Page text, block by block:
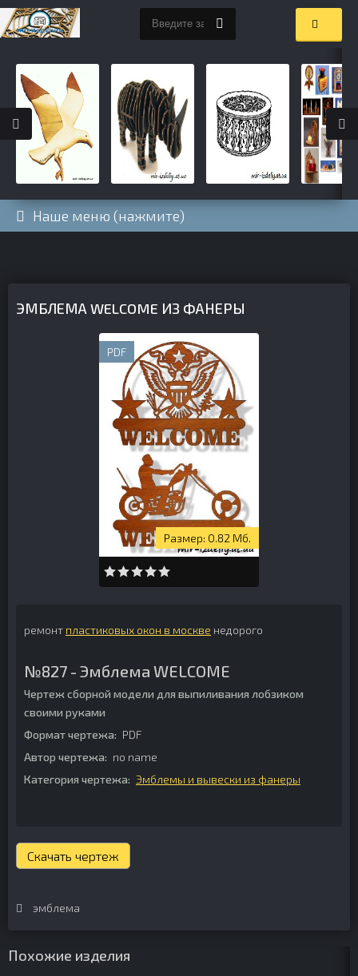
Наше меню (нажмите)
ЭМБЛЕМА WELCOME ИЗ ФАНЕРЫ
PDF
0.82 Мб.
ремонт пластиковых окон в москве недорого
№827 - Эмблема WELCOME
Чертеж сборной модели для выпиливания лобзиком
своими руками
Формат чертежа: PDF
Автор чертежа: no name
Категория чертежа: Эмблемы и вывески из фанеры
Скачать чертеж
эмблема
Похожие изделия